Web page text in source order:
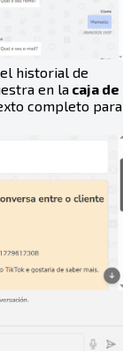
, el historial de
en la caja de
completo para